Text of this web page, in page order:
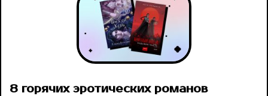
8 горячих эротических романов